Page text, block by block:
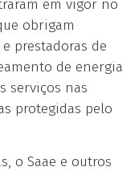
em vigor no
obrigam
prestadoras de
de energia
serviços nas
protegidas pelo
o Saae e outros